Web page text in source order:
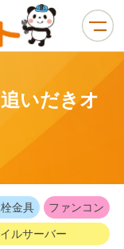
いだきオ
金具 ファンコン
ルサーバー